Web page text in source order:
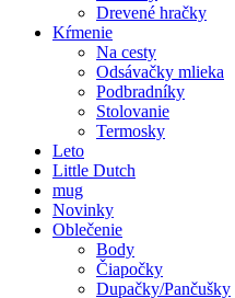
Drevené hračky
Kŕmenie
Na cesty
Odsávačky mlieka
Podbradníky
Stolovanie
Termosky
Leto
Little Dutch
mug
Novinky
Oblečenie
Body
Čiapočky
Dupačky/Pančušky